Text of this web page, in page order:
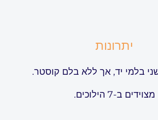
יתרונות
בלמי יד, אך ללא בלם קוסטר.
מצוידים ב-7 הילוכים.